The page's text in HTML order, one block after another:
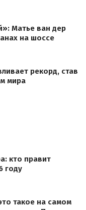
Матье ван дер
на шоссе
рекорд, став
мира
кто правит
году
такое на самом